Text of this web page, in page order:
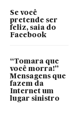
Se você
pretende ser
feliz, saia do
Facebook
“Tomara que
você morra!”
Mensagens que
fazem da
Internet um
lugar sinistro